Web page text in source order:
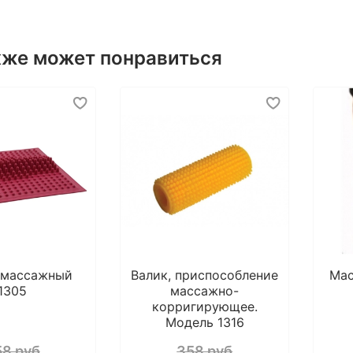
может понравиться
Валик, приспособление
массажно-
корригирующее.
Модель 1316